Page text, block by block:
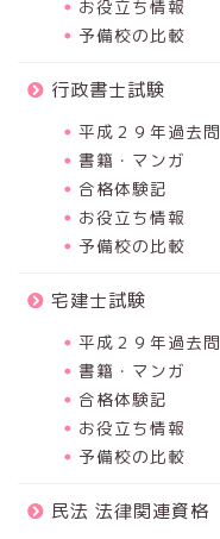
お役立ち情報
予備校の比較
行政書士試験
平成２９年過去問
書籍・マンガ
合格体験記
お役立ち情報
予備校の比較
宅建士試験
平成２９年過去問
書籍・マンガ
合格体験記
お役立ち情報
予備校の比較
民法 法律関連資格